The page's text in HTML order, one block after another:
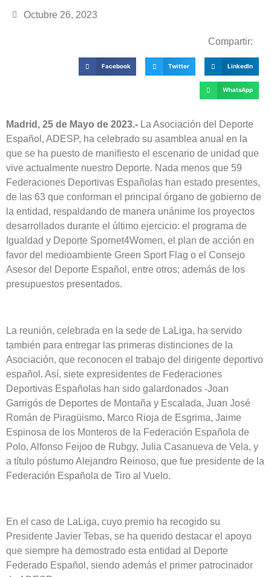
Octubre 26, 2023
Compartir:
Facebook Twitter LinkedIn
WhatsApp
Madrid, 25 de Mayo de 2023.- La Asociación del Deporte
Español, ADESP, ha celebrado su asamblea anual en la
que se ha puesto de manifiesto el escenario de unidad que
vive actualmente nuestro Deporte. Nada menos que 59
Federaciones Deportivas Españolas han estado presentes,
de las 63 que conforman el principal órgano de gobierno de
la entidad, respaldando de manera unánime los proyectos
desarrollados durante el último ejercicio: el programa de
Igualdad y Deporte Spornet4Women, el plan de acción en
favor del medioambiente Green Sport Flag o el Consejo
Asesor del Deporte Español, entre otros; además de los
presupuestos presentados.
La reunión, celebrada en la sede de LaLiga, ha servido
también para entregar las primeras distinciones de la
Asociación, que reconocen el trabajo del dirigente deportivo
español. Así, siete expresidentes de Federaciones
Deportivas Españolas han sido galardonados -Joan
Garrigós de Deportes de Montaña y Escalada, Juan José
Román de Piragüismo, Marco Rioja de Esgrima, Jaime
Espinosa de los Monteros de la Federación Española de
Polo, Alfonso Feijoo de Rubgy, Julia Casanueva de Vela, y
a título póstumo Alejandro Reinoso, que fue presidente de la
Federación Española de Tiro al Vuelo.
En el caso de LaLiga, cuyo premio ha recogido su
Presidente Javier Tebas, se ha querido destacar el apoyo
que siempre ha demostrado esta entidad al Deporte
Federado Español, siendo además el primer patrocinador